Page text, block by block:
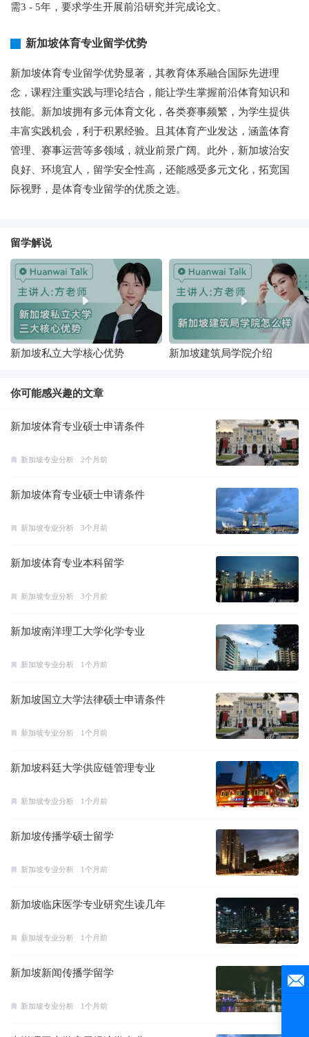
需3 - 5年，要求学生开展前沿研究并完成论文。
新加坡体育专业留学优势
新加坡体育专业留学优势显著，其教育体系融合国际先进理
念，课程注重实践与理论结合，能让学生掌握前沿体育知识和
技能。新加坡拥有多元体育文化，各类赛事频繁，为学生提供
丰富实践机会，利于积累经验。且其体育产业发达，涵盖体育
管理、赛事运营等多领域，就业前景广阔。此外，新加坡治安
良好、环境宜人，留学安全性高，还能感受多元文化，拓宽国
际视野，是体育专业留学的优质之选。
留学解说
新加坡私立大学核心优势 新加坡建筑局学院介绍
你可能感兴趣的文章
新加坡体育专业硕士申请条件
新加坡专业分析 2个月前
新加坡体育专业硕士申请条件
新加坡专业分析 3个月前
新加坡体育专业本科留学
新加坡专业分析 3个月前
新加坡南洋理工大学化学专业
新加坡专业分析 1个月前
新加坡国立大学法律硕士申请条件
新加坡专业分析 1个月前
新加坡科廷大学供应链管理专业
新加坡专业分析 1个月前
新加坡传播学硕士留学
新加坡专业分析 1个月前
新加坡临床医学专业研究生读几年
新加坡专业分析 1个月前
新加坡新闻传播学留学
新加坡专业分析 1个月前